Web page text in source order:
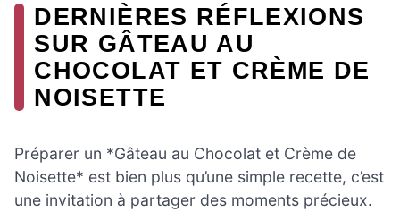
DERNIÈRES RÉFLEXIONS
SUR GÂTEAU AU
CHOCOLAT ET CRÈME DE
NOISETTE
Préparer un *Gâteau au Chocolat et Crème de
Noisette* est bien plus qu’une simple recette, c’est
une invitation à partager des moments précieux.